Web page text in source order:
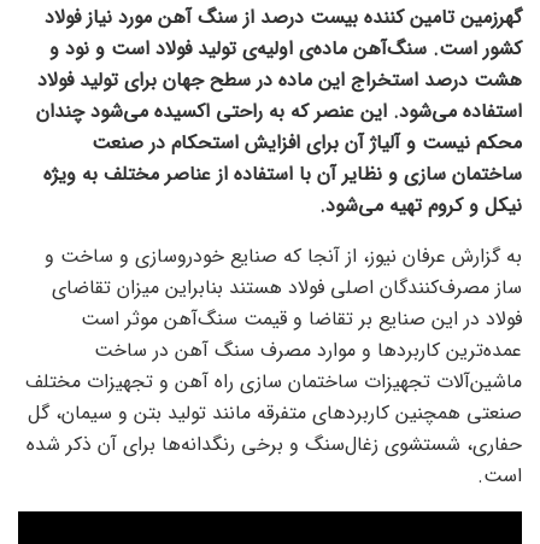
گهرزمین تامین کننده‌ بیست درصد از سنگ آهن مورد نیاز فولاد
کشور است. سنگ‌آهن ماده‌ی اولیه‌ی تولید فولاد است و نود و
هشت درصد استخراج این ماده در سطح جهان برای تولید فولاد
استفاده می‌شود. این عنصر که به راحتی اکسیده می‌شود چندان
محکم نیست و آلیاژ آن برای افزایش استحکام در صنعت
ساختمان سازی و نظایر آن با استفاده از عناصر مختلف به ویژه
نیکل و کروم تهیه می‌شود.
به گزارش عرفان نیوز، از آنجا که صنایع خودروسازی و ساخت و
ساز مصرف‌کنندگان اصلی فولاد هستند بنابراین میزان تقاضای
فولاد در این صنایع بر تقاضا و قیمت سنگ‌آهن موثر است
عمده‌ترین کاربردها و موارد مصرف سنگ آهن در ساخت
ماشین‌آلات تجهیزات ساختمان سازی راه آهن و تجهیزات مختلف
صنعتی همچنین کاربردهای متفرقه مانند تولید بتن و سیمان، گل
حفاری، شستشوی زغال‌سنگ و برخی رنگدانه‌ها برای آن ذکر شده
است.